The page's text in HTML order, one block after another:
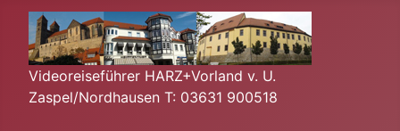
Videoreiseführer HARZ+Vorland v. U.
Zaspel/Nordhausen T: 03631 900518